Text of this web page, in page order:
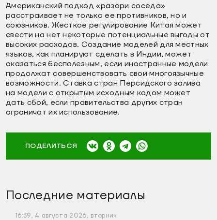
Американский подход «разори соседа»
расстраивает не только ее противников, но и
союзников. Жесткое регулирование Китая может
свести на нет некоторые потенциальные выгоды от
высоких расходов. Создание моделей для местных
языков, как планируют сделать в Индии, может
оказаться бесполезным, если иностранные модели
продолжат совершенствовать свои многоязычные
возможности. Ставка стран Персидского залива
на модели с открытым исходным кодом может
дать сбой, если правительства других стран
ограничат их использование.
ПОДЕЛИТЬСЯ
Последние материалы
16:39, 4 августа 2026, вторник